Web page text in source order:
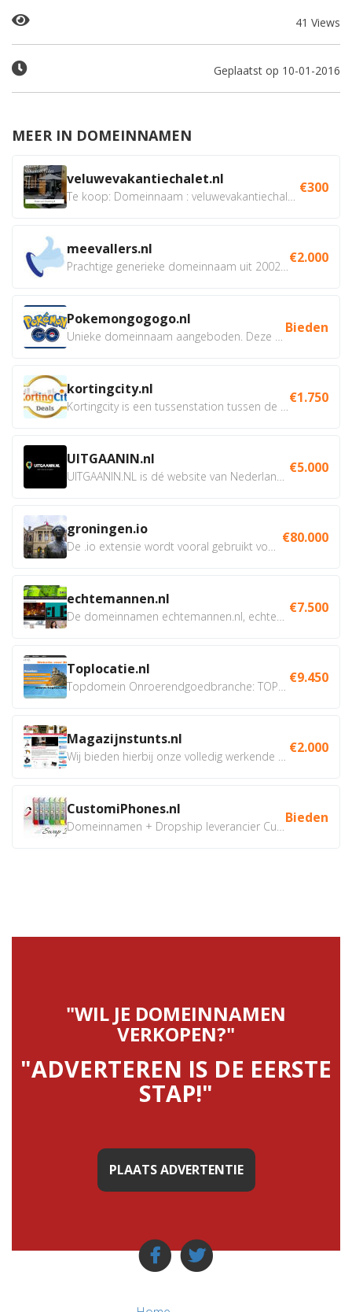
41 Views
Geplaatst op 10-01-2016
MEER IN DOMEINNAMEN
veluwevakantiechalet.nl €300
meevallers.nl €2.000
Pokemongogogo.nl Bieden
kortingcity.nl €1.750
UITGAANIN.nl €5.000
groningen.io €80.000
echtemannen.nl €7.500
Toplocatie.nl €9.450
Magazijnstunts.nl €2.000
CustomiPhones.nl Bieden
"WIL JE DOMEINNAMEN
VERKOPEN?"
"ADVERTEREN IS DE EERSTE
STAP!"
PLAATS ADVERTENTIE